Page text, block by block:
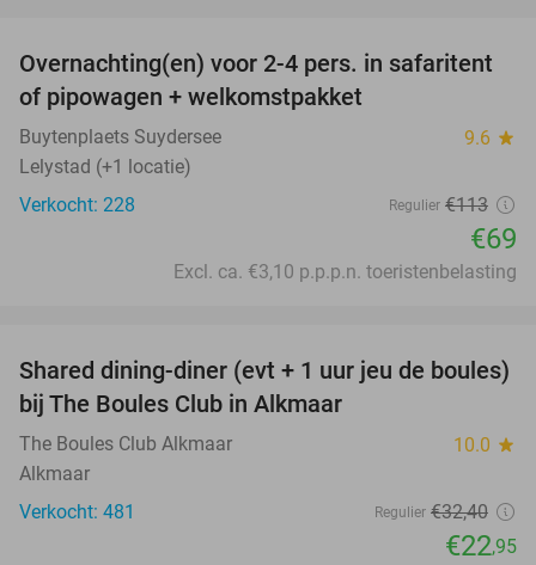
39%
Overnachting(en) voor 2-4 pers. in safaritent
of pipowagen + welkomstpakket
Buytenplaets Suydersee 9.6 star
Lelystad (+1 locatie)
Verkocht: 228
Regulier €113
€69
Excl. ca. €3,10 p.p.p.n. toeristenbelasting
29%
Shared dining-diner (evt + 1 uur jeu de boules)
bij The Boules Club in Alkmaar
The Boules Club Alkmaar 10.0 star
Alkmaar
Verkocht: 481
Regulier €32,40
€22,95